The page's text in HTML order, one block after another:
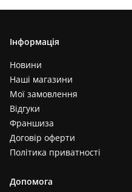
Інформація
Новини
Наші магазини
Мої замовлення
Відгуки
Франшиза
Договір оферти
Політика приватності
Допомога